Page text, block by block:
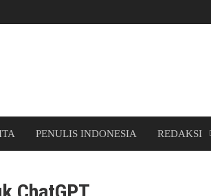
PENULIS INDONESIA REDAKSI